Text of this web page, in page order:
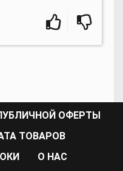
ОФЕРТЫ
ТОВАРОВ
О НАС